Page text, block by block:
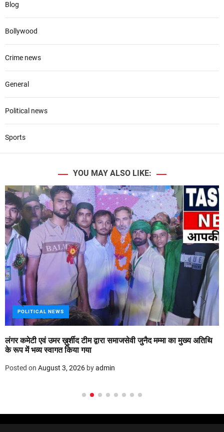
Blog
Bollywood
Crime news
General
Political news
Sports
YOU MAY ALSO LIKE:
POLITICAL NEWS
लंगर कमेटी एवं उमर ख़ुर्शीद टीम द्वारा समाजसेवी जुनैद मम्मा का मुख्य अतिथि
के रूप में भव्य स्वागत किया गया
Posted on August 3, 2026 byadmin